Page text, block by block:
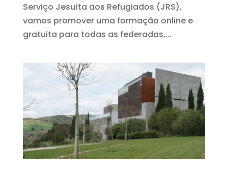
Serviço Jesuíta aos Refugiados (JRS),
vamos promover uma formação online e
gratuita para todas as federadas,...